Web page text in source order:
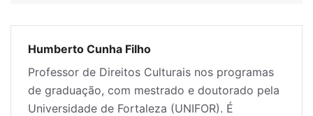
Humberto Cunha Filho
Professor de Direitos Culturais nos programas
de graduação, com mestrado e doutorado pela
Universidade de Fortaleza (UNIFOR). É